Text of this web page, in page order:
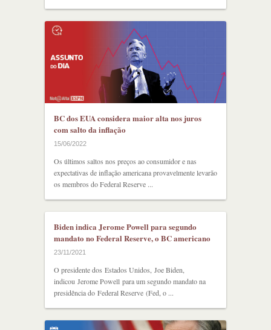
BC dos EUA considera maior alta nos juros
com salto da inflação
15/06/2022
Os últimos saltos nos preços ao consumidor e nas
expectativas de inflação americana provavelmente levarão
os membros do Federal Reserve ...
Biden indica Jerome Powell para segundo
mandato no Federal Reserve, o BC americano
23/11/2021
O presidente dos Estados Unidos, Joe Biden,
indicou Jerome Powell para um segundo mandato na
presidência do Federal Reserve (Fed, o ...